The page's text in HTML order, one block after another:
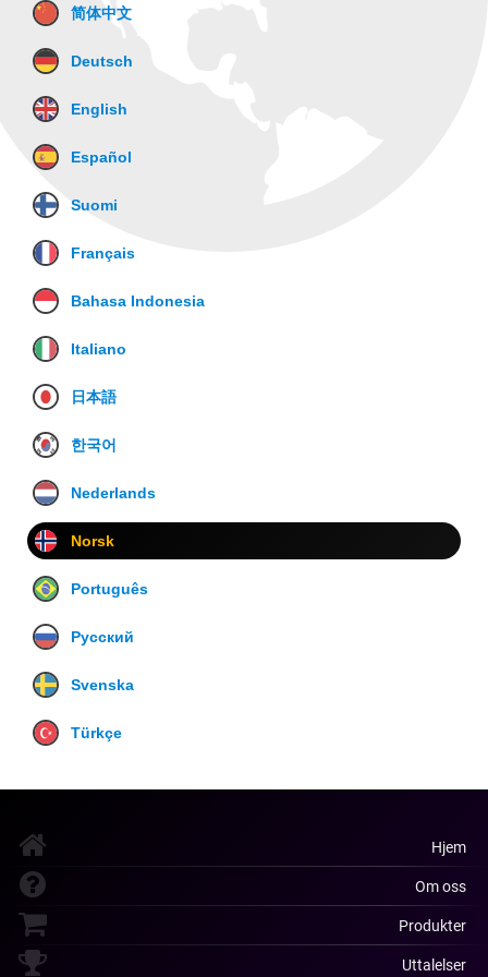
简体中文
Deutsch
English
Español
Suomi
Français
Bahasa Indonesia
Italiano
日本語
한국어
Nederlands
Norsk
Português
Русский
Svenska
Türkçe
Hjem
Om oss
Produkter
Uttalelser